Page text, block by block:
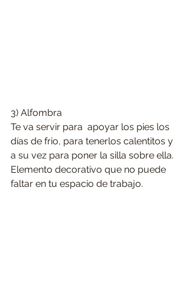
3) Alfombra
Te va servir para  apoyar los pies los
días de frio, para tenerlos calentitos y
a su vez para poner la silla sobre ella.
Elemento decorativo que no puede
faltar en tu espacio de trabajo.